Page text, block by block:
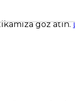
göz atın.